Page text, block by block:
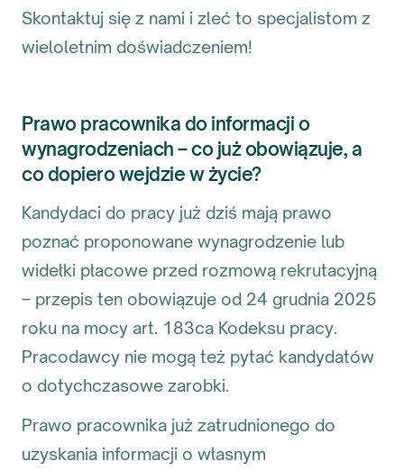
Skontaktuj się z nami i zleć to specjalistom z
wieloletnim doświadczeniem!
Prawo pracownika do informacji o
wynagrodzeniach – co już obowiązuje, a
co dopiero wejdzie w życie?
Kandydaci do pracy już dziś mają prawo
poznać proponowane wynagrodzenie lub
widełki płacowe przed rozmową rekrutacyjną
– przepis ten obowiązuje od 24 grudnia 2025
roku na mocy art. 183ca Kodeksu pracy.
Pracodawcy nie mogą też pytać kandydatów
o dotychczasowe zarobki.
Prawo pracownika już zatrudnionego do
uzyskania informacji o własnym